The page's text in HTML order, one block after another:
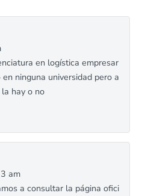
en logística empresar
ninguna universidad pero a
hay o no
am
a consultar la página ofici